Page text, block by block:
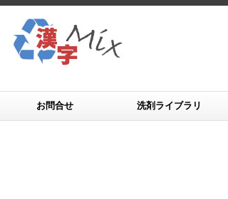
お問合せ 洗剤ライブラリ